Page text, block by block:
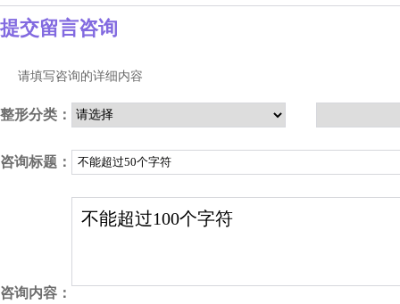
提交留言咨询
请填写咨询的详细内容
整形分类：
咨询标题：
咨询内容：